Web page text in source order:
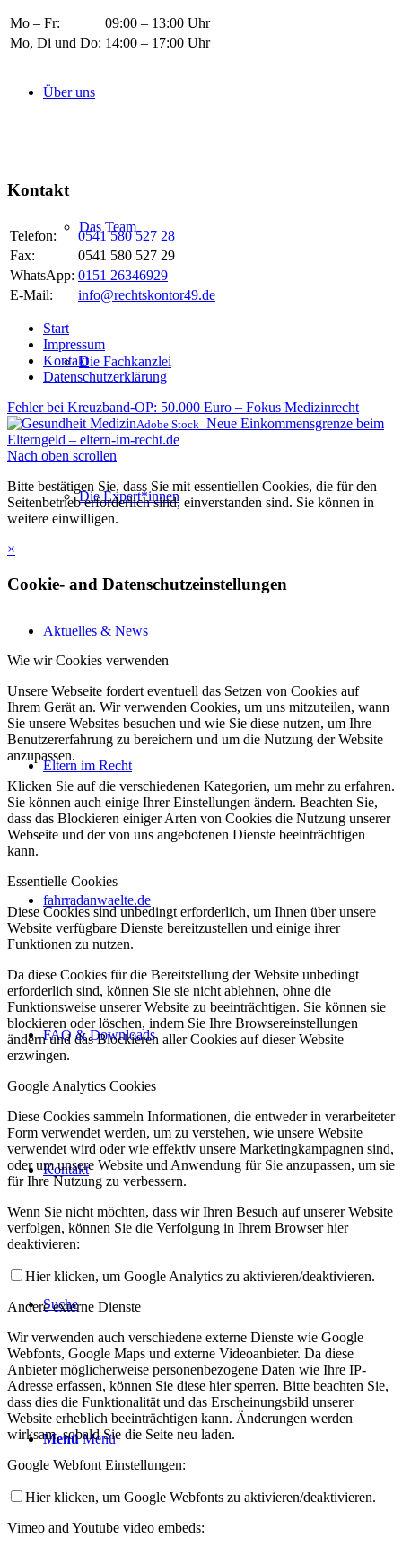
Über uns
Das Team
Die Fachkanzlei
Die Expert*innen
Aktuelles & News
Eltern im Recht
fahrradanwaelte.de
FAQ & Downloads
Kontakt
Suche
Menü Menü
Mo – Fr:
09:00 – 13:00 Uhr
Mo, Di und Do: 14:00 – 17:00 Uhr
Kontakt
Telefon:
0541 580 527 28
Fax:
0541 580 527 29
WhatsApp: 0151 26346929
E-Mail:
info@rechtskontor49.de
Start
Impressum
Kontakt
Datenschutzerklärung
Fehler bei Kreuzband-OP: 50.000 Euro – Fokus Medizinrecht
Adobe Stock Neue Einkommensgrenze beim
Elterngeld – eltern-im-recht.de
Nach oben scrollen
Bitte bestätigen Sie, dass Sie mit essentiellen Cookies, die für den
Seitenbetrieb erforderlich sind, einverstanden sind. Sie können in
weitere einwilligen.
×
Cookie- and Datenschutzeinstellungen
Wie wir Cookies verwenden
Unsere Webseite fordert eventuell das Setzen von Cookies auf
Ihrem Gerät an. Wir verwenden Cookies, um uns mitzuteilen, wann
Sie unsere Websites besuchen und wie Sie diese nutzen, um Ihre
Benutzererfahrung zu bereichern und um die Nutzung der Website
anzupassen.
Klicken Sie auf die verschiedenen Kategorien, um mehr zu erfahren.
Sie können auch einige Ihrer Einstellungen ändern. Beachten Sie,
dass das Blockieren einiger Arten von Cookies die Nutzung unserer
Webseite und der von uns angebotenen Dienste beeinträchtigen
kann.
Essentielle Cookies
Diese Cookies sind unbedingt erforderlich, um Ihnen über unsere
Website verfügbare Dienste bereitzustellen und einige ihrer
Funktionen zu nutzen.
Da diese Cookies für die Bereitstellung der Website unbedingt
erforderlich sind, können Sie sie nicht ablehnen, ohne die
Funktionsweise unserer Website zu beeinträchtigen. Sie können sie
blockieren oder löschen, indem Sie Ihre Browsereinstellungen
ändern und das Blockieren aller Cookies auf dieser Website
erzwingen.
Google Analytics Cookies
Diese Cookies sammeln Informationen, die entweder in verarbeiteter
Form verwendet werden, um zu verstehen, wie unsere Website
verwendet wird oder wie effektiv unsere Marketingkampagnen sind,
oder um unsere Website und Anwendung für Sie anzupassen, um sie
für Ihre Nutzung zu verbessern.
Wenn Sie nicht möchten, dass wir Ihren Besuch auf unserer Website
verfolgen, können Sie die Verfolgung in Ihrem Browser hier
deaktivieren:
Hier klicken, um Google Analytics zu aktivieren/deaktivieren.
Andere externe Dienste
Wir verwenden auch verschiedene externe Dienste wie Google
Webfonts, Google Maps und externe Videoanbieter. Da diese
Anbieter möglicherweise personenbezogene Daten wie Ihre IP-
Adresse erfassen, können Sie diese hier sperren. Bitte beachten Sie,
dass dies die Funktionalität und das Erscheinungsbild unserer
Website erheblich beeinträchtigen kann. Änderungen werden
wirksam, sobald Sie die Seite neu laden.
Google Webfont Einstellungen:
Hier klicken, um Google Webfonts zu aktivieren/deaktivieren.
Vimeo and Youtube video embeds: